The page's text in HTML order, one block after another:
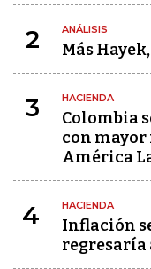
2 ANÁLISIS
Más
3 HACIENDA
Colombia
con
América
4 HACIENDA
Inflación
regresaría